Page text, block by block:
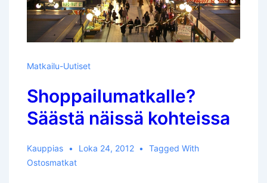
Matkailu-Uutiset
Shoppailumatkalle?
Säästä näissä kohteissa
Kauppias Loka 24, 2012
Tagged With
Ostosmatkat